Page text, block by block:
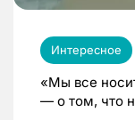
Интересное
«Мы все
— о том, что